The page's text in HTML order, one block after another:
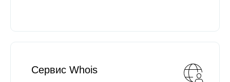
Сервис Whois